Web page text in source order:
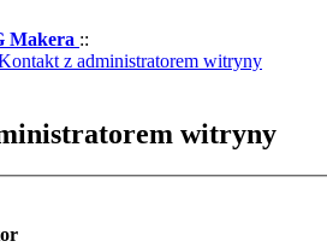
Makera ::
z administratorem witryny
witryny